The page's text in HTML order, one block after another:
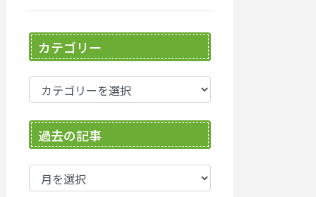
カテゴリー
カ
テ
ゴ
リ
ー
過去の記事
過
去